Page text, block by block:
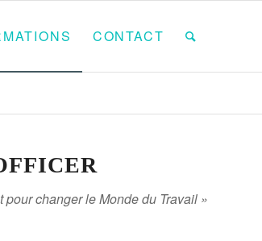
CONTACT
changer le Monde du Travail »